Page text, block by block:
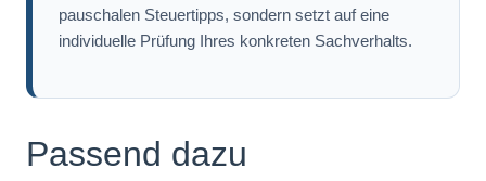
pauschalen Steuertipps, sondern setzt auf eine
individuelle Prüfung Ihres konkreten Sachverhalts.
Passend dazu